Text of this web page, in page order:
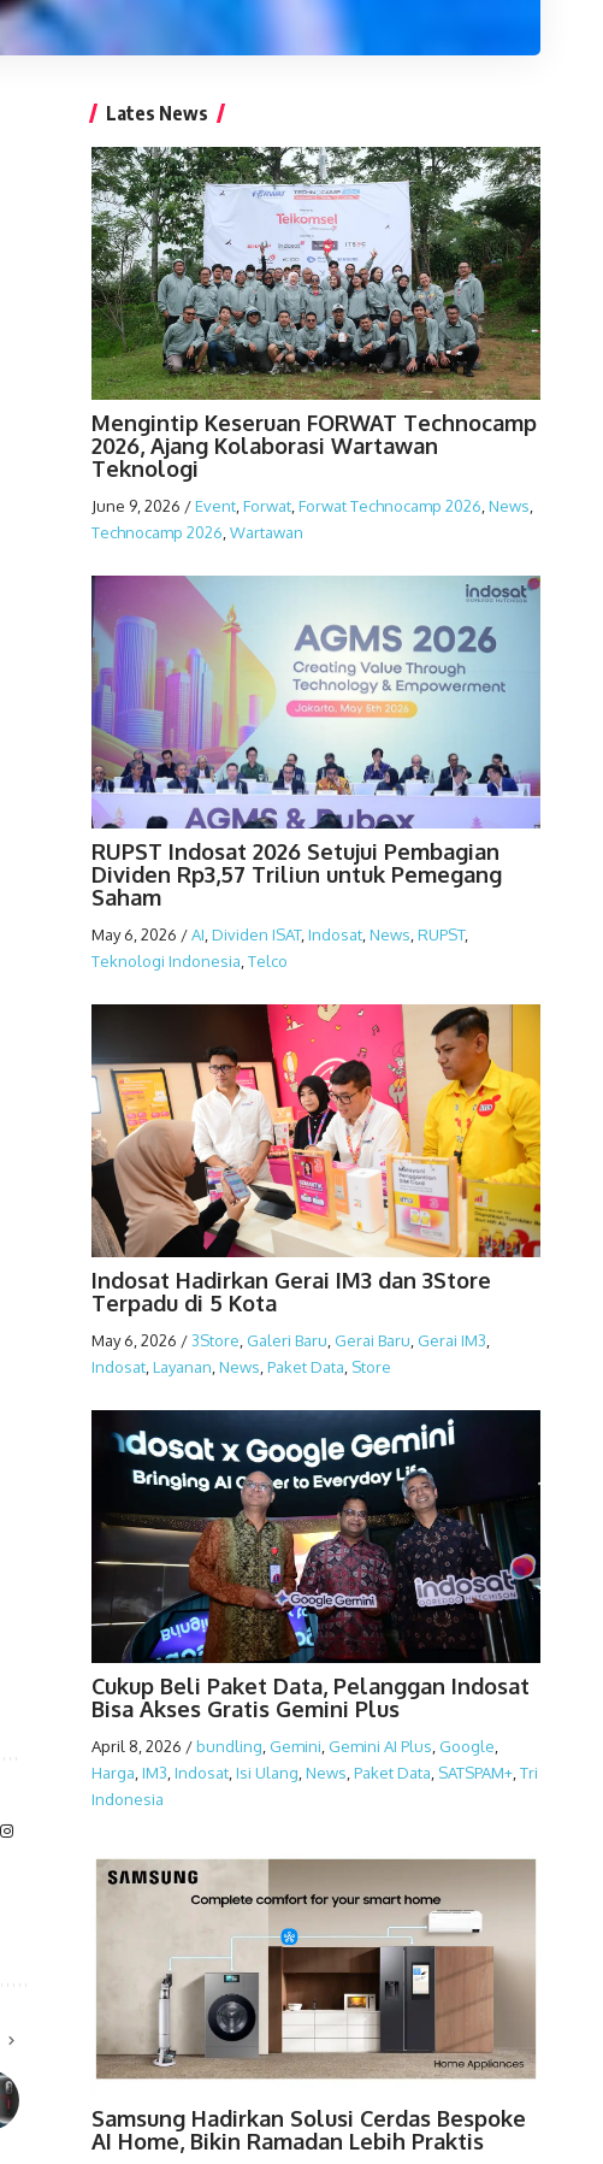
Lates News
Mengintip Keseruan FORWAT Technocamp
2026, Ajang Kolaborasi Wartawan
Teknologi
June 9, 2026 /Event, Forwat, Forwat Technocamp 2026 News
Technocamp 2026 Wartawan
RUPST Indosat 2026 Setujui Pembagian
Dividen Rp3,57 Triliun untuk Pemegang
Saham
May 6, 2026 /AI,Dividen ISAT,Indosat,News,RUPST,
Teknologi Indonesia,Telco
Indosat Hadirkan Gerai IM3 dan 3Store
Terpadu di 5 Kota
May 6, 2026 /3Store, Galeri Baru, Gerai Baru, Gerai IM3,
Indosat,Layanan,News,Paket Data, Store
Cukup Beli Paket Data, Pelanggan Indosat
Bisa Akses Gratis Gemini Plus
April 8, 2026 /bundling, Gemini, Gemini AI Plus, Google,
Harga,IM3,Indosat,Isi Ulang,News,Paket Data, SATSPAM+,Tri
Indonesia
Samsung Hadirkan Solusi Cerdas Bespoke
AI Home, Bikin Ramadan Lebih Praktis